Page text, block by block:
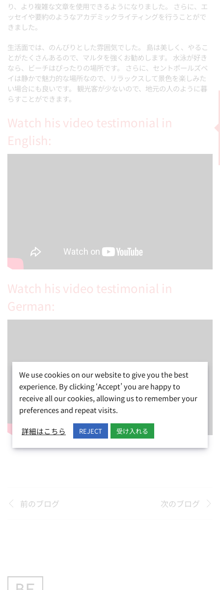
り、より複雑な文章を使用できるようになりました。 さらに、エ
ッセイや要約のようなアカデミックライティングを行うことがで
きました。
生活面では、のんびりとした雰囲気でした。 島は美しく、やるこ
とがたくさんあるので、マルタを強くお勧めします。 水泳が好き
なら、ビーチはぴったりの場所です。 さらに、セントポールズベ
イは静かで魅力的な場所なので、リラックスして景色を楽しみた
い場合にも良いです。 観光客が少ないので、地元の人のように暮
らすことができます。
Watch his video testimonial in
English:
Watch his video testimonial in
German:
前のブログ 次のブログ
We use cookies on our website to give you the best
experience. By clicking ‘Accept’ you are happy to
receive all our cookies, allowing us to remember your
preferences and repeat visits.
詳細はこちら REJECT 受け入れる